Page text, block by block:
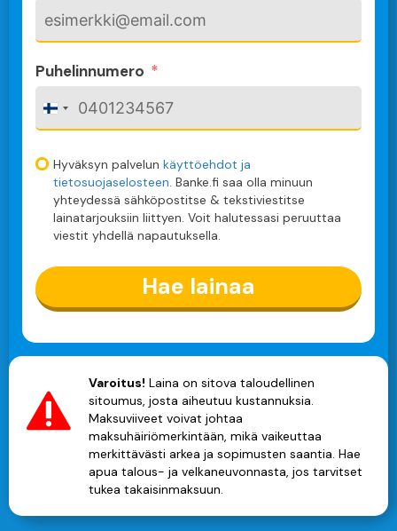
Puhelinnumero
F
i
a
n
d
+
5
Hyväksyn palvelun käyttöehdot ja
tietosuojaselosteen. Banke.fi saa olla minuun
yhteydessä sähköpostitse & tekstiviestitse
lainatarjouksiin liittyen. Voit halutessasi peruuttaa
viestit yhdellä napautuksella.
Hae lainaa
Varoitus! Laina on sitova taloudellinen
sitoumus, josta aiheutuu kustannuksia.
Maksuviiveet voivat johtaa
maksuhäiriömerkintään, mikä vaikeuttaa
merkittävästi arkea ja sopimusten saantia. Hae
apua talous- ja velkaneuvonnasta, jos tarvitset
tukea takaisinmaksuun.